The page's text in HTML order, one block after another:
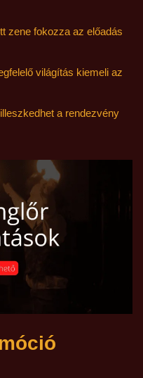
zene fokozza az előadás
világítás kiemeli az
a rendezvény